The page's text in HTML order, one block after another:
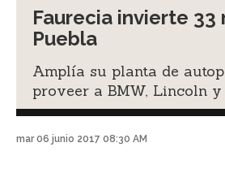
Faurecia invierte 33
Puebla
Amplía su planta de
proveer a BMW, Lincoln y
mar 06 junio 2017 08:30 AM